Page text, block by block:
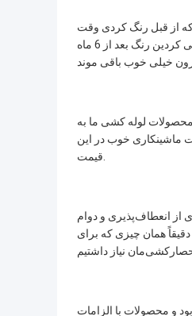
که از قبل رنگ کردی وقت
نقاشی رو صرفه جویی کردین رنگ بعد از 6 ماه
خیلی خوب باقی موند
محصولات لوله کشی ما به
ماشینکاری خوب در این
قیمت.
انعطاف‌پذیری و دوام
همان چیزی که برای
و محصولات با الزامات